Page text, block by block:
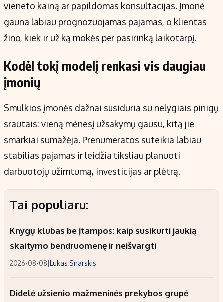
vieneto kainą ar papildomas konsultacijas. Įmonė
gauna labiau prognozuojamas pajamas, o klientas
žino, kiek ir už ką mokės per pasirinką laikotarpį.
Kodėl tokį modelį renkasi vis daugiau
įmonių
Smulkios įmonės dažnai susiduria su nelygiais pinigų
srautais: vieną mėnesį užsakymų gausu, kitą jie
smarkiai sumažėja. Prenumeratos suteikia labiau
stabilias pajamas ir leidžia tiksliau planuoti
darbuotojų užimtumą, investicijas ar plėtrą.
Tai populiaru:
Knygų klubas be įtampos: kaip susikurti jaukią
skaitymo bendruomenę ir neišvargti
2026-08-08|Lukas Snarskis
Didelė užsienio mažmeninės prekybos grupė